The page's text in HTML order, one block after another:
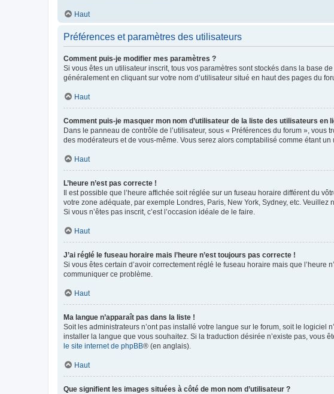
Haut
Préférences et paramètres des utilisateurs
Comment puis-je modifier mes paramètres ?
Si vous êtes un utilisateur inscrit, tous vos paramètres sont stockés dans la base
généralement en cliquant sur votre nom d’utilisateur situé en haut des pages du
Haut
Comment puis-je masquer mon nom d’utilisateur de la liste des utilisateurs en
Dans le panneau de contrôle de l’utilisateur, sous « Préférences du forum »,
des modérateurs et de vous-même. Vous serez alors comptabilisé comme étant
Haut
L’heure n’est pas correcte !
Il est possible que l’heure affichée soit réglée sur un fuseau horaire différent du
votre zone adéquate, par exemple Londres, Paris, New York, Sydney, etc.
Si vous n’êtes pas inscrit, c’est l’occasion idéale de le faire.
Haut
J’ai réglé le fuseau horaire mais l’heure n’est toujours pas correcte !
Si vous êtes certain d’avoir correctement réglé le fuseau horaire mais que
communiquer ce problème.
Haut
Ma langue n’apparaît pas dans la liste !
Soit les administrateurs n’ont pas installé votre langue sur le forum, soit le logiciel
installer la langue que vous souhaitez. Si la traduction désirée n’existe pas, vous
le site internet de phpBB® (en anglais).
Haut
Que signifient les images situées à côté de mon nom d’utilisateur ?